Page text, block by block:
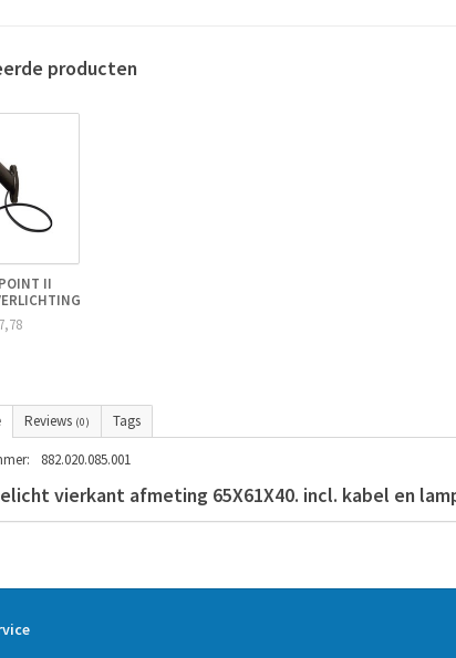
producten
II
Reviews (0) Tags
882.020.085.001
vierkant afmeting 65X61X40. incl. kabel en